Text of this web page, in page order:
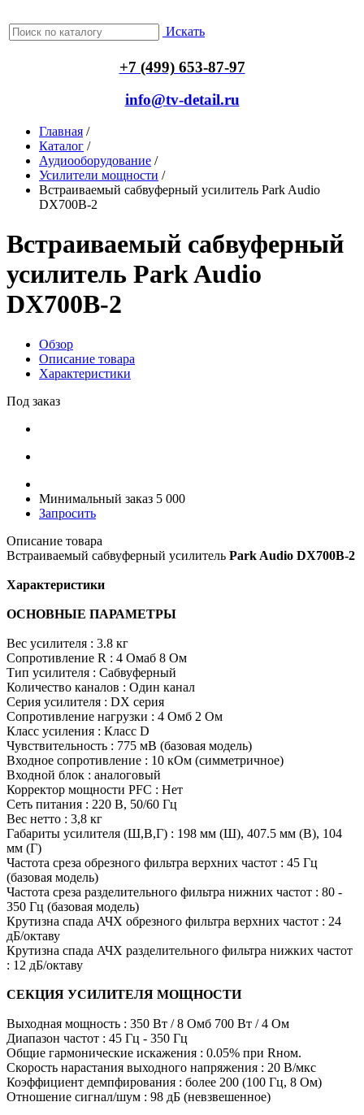
Искать
+7 (499) 653-87-97
info@tv-detail.ru
Главная /
Каталог /
Аудиооборудование /
Усилители мощности /
Встраиваемый сабвуферный усилитель Park Audio
DX700B-2
Встраиваемый сабвуферный
усилитель Park Audio
DX700B-2
Обзор
Описание товара
Характеристики
Под заказ
Минимальный заказ 5 000
Запросить
Описание товара
Встраиваемый сабвуферный усилитель Park Audio DX700B-2
Характеристики
ОСНОВНЫЕ ПАРАМЕТРЫ
Вес усилителя : 3.8 кг
Сопротивление R : 4 Омаб 8 Ом
Тип усилителя : Сабвуферный
Количество каналов : Один канал
Серия усилителя : DX серия
Сопротивление нагрузки : 4 Омб 2 Ом
Класс усиления : Класс D
Чувствительность : 775 мВ (базовая модель)
Входное сопротивление : 10 кОм (симметричное)
Входной блок : аналоговый
Корректор мощности PFC : Нет
Сеть питания : 220 В, 50/60 Гц
Вес нетто : 3,8 кг
Габариты усилителя (Ш,В,Г) : 198 мм (Ш), 407.5 мм (В), 104
мм (Г)
Частота среза обрезного фильтра верхних частот : 45 Гц
(базовая модель)
Частота среза разделительного фильтра нижних частот : 80 -
350 Гц (базовая модель)
Крутизна спада АЧХ обрезного фильтра верхних частот : 24
дБ/октаву
Крутизна спада АЧХ разделительного фильтра нижких частот
: 12 дБ/октаву
СЕКЦИЯ УСИЛИТЕЛЯ МОЩНОСТИ
Выходная мощность : 350 Вт / 8 Омб 700 Вт / 4 Ом
Диапазон частот : 45 Гц - 350 Гц
Общие гармонические искажения : 0.05% при Rном.
Скорость нарастания выходного напряжения : 20 В/мкс
Коэффициент демпфирования : более 200 (100 Гц, 8 Ом)
Отношение сигнал/шум : 98 дБ (невзвешенное)